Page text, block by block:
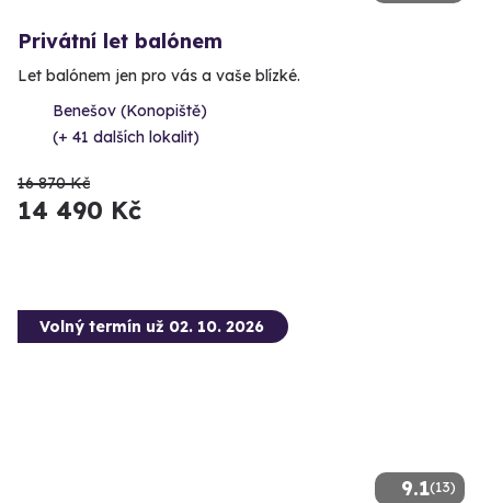
Privátní let balónem
Let balónem jen pro vás a vaše blízké.
Benešov (Konopiště)
(+ 41 dalších lokalit)
16 870 Kč
14 490 Kč
9.1(13)
Volný termín už 02. 10. 2026